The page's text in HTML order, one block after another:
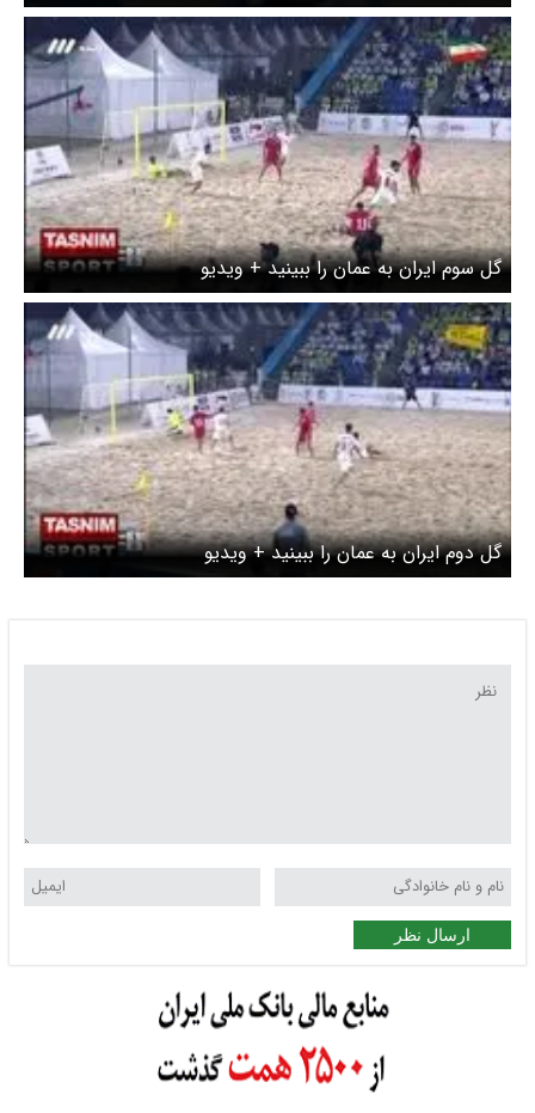
گل سوم ایران به عمان را ببینید + ویدیو
گل دوم ایران به عمان را ببینید + ویدیو
ارسال نظر